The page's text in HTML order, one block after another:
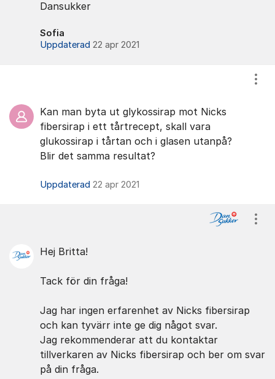
Dansukker
Sofia
Uppdaterad 22 apr 2021
Kan man byta ut glykossirap mot Nicks
fibersirap i ett tårtrecept, skall vara
glukossirap i tårtan och i glasen utanpå?
Blir det samma resultat?
Uppdaterad 22 apr 2021
Hej Britta!
Tack för din fråga!
Jag har ingen erfarenhet av Nicks fibersirap
och kan tyvärr inte ge dig något svar.
Jag rekommenderar att du kontaktar
tillverkaren av Nicks fibersirap och ber om svar
på din fråga.